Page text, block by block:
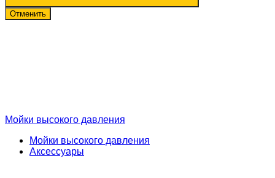
Отменить
Мойки высокого давления
Мойки высокого давления
Аксессуары